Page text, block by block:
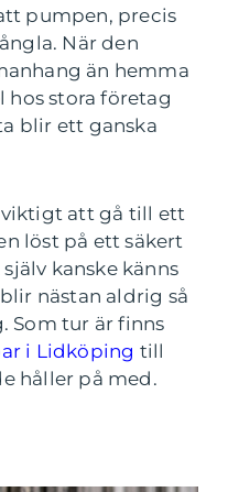
pumpen, precis
När den
än hemma
stora företag
blir ett ganska
viktigt att gå till ett
löst på ett säkert
kanske känns
nästan aldrig så
Som tur är finns
i Lidköping till
håller på med.